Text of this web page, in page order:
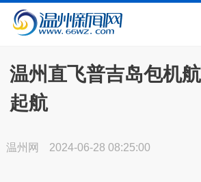
温州直飞普吉岛包机
起航
温州网 2024-06-28 08:25:00